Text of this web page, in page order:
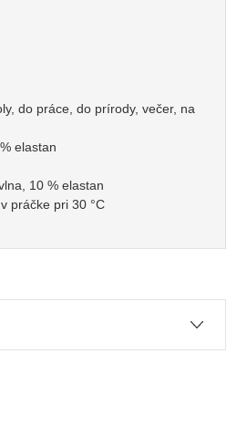
do práce, do prírody, večer, na
elastan
10 % elastan
práčke pri 30 °C